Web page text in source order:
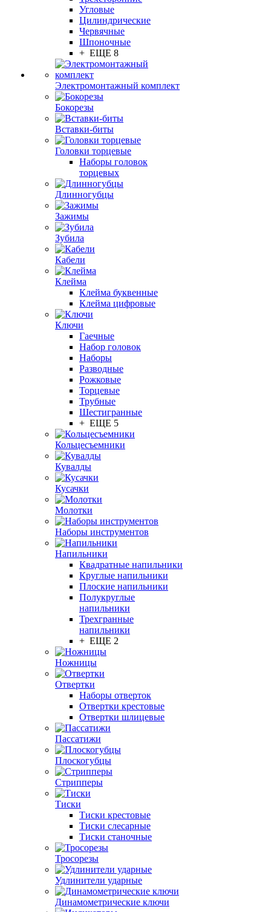
Угловые
Цилиндрические
Червячные
Шпоночные
+ ЕЩЕ 8
Электромонтажный комплект
Бокорезы
Вставки-биты
Головки торцевые
Наборы головок
торцевых
Длинногубцы
Зажимы
Зубила
Кабели
Клейма
Клейма буквенные
Клейма цифровые
Ключи
Гаечные
Набор головок
Наборы
Разводные
Рожковые
Торцевые
Трубные
Шестигранные
+ ЕЩЕ 5
Кольцесъемники
Кувалды
Кусачки
Молотки
Наборы инструментов
Напильники
Квадратные напильники
Круглые напильники
Плоские напильники
Полукруглые
напильники
Трехгранные
напильники
+ ЕЩЕ 2
Ножницы
Отвертки
Наборы отверток
Отвертки крестовые
Отвертки шлицевые
Пассатижи
Плоскогубцы
Стрипперы
Тиски
Тиски крестовые
Тиски слесарные
Тиски станочные
Тросорезы
Удлинители ударные
Динамометрические ключи